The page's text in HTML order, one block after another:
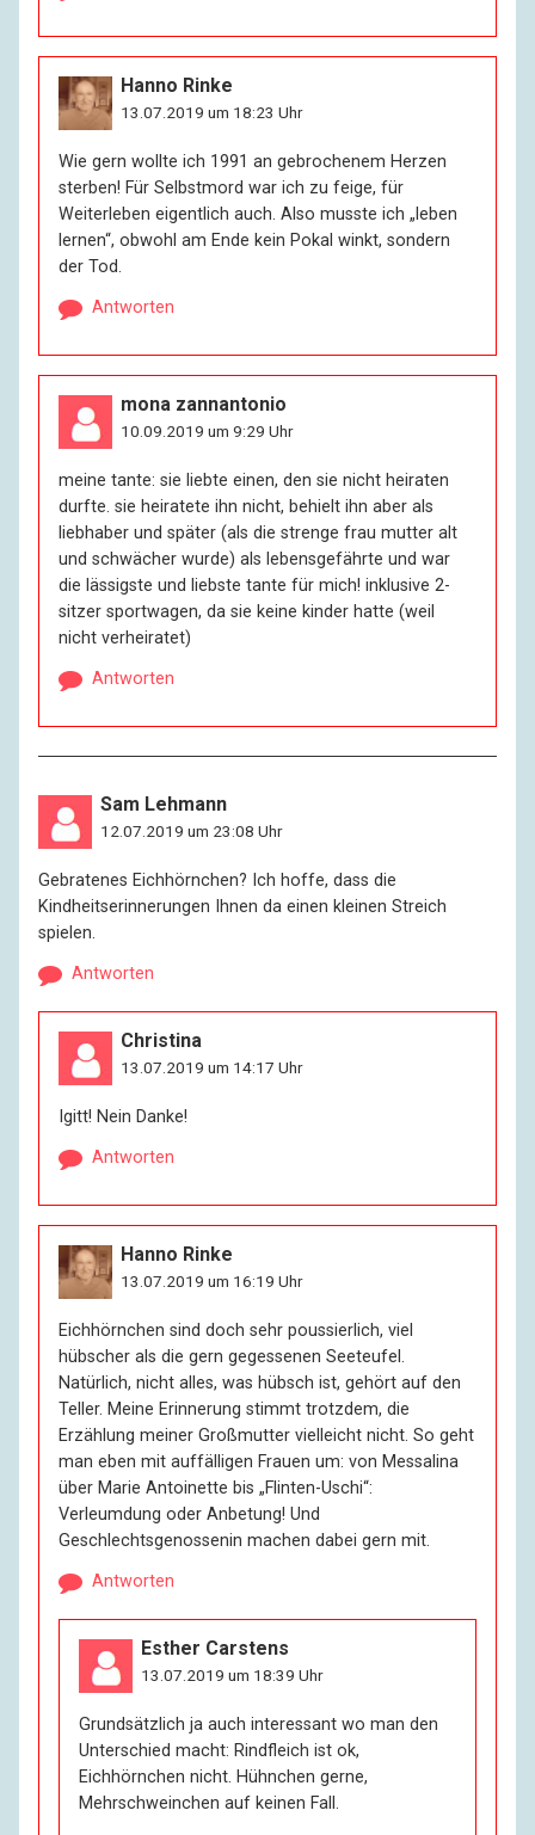
Hanno Rinke
13.07.2019 um 18:23 Uhr
Wie gern wollte ich 1991 an gebrochenem Herzen
sterben! Für Selbstmord war ich zu feige, für
Weiterleben eigentlich auch. Also musste ich „leben
lernen“, obwohl am Ende kein Pokal winkt, sondern
der Tod.
Antworten
mona zannantonio
10.09.2019 um 9:29 Uhr
meine tante: sie liebte einen, den sie nicht heiraten
durfte. sie heiratete ihn nicht, behielt ihn aber als
liebhaber und später (als die strenge frau mutter alt
und schwächer wurde) als lebensgefährte und war
die lässigste und liebste tante für mich! inklusive 2-
sitzer sportwagen, da sie keine kinder hatte (weil
nicht verheiratet)
Antworten
Sam Lehmann
12.07.2019 um 23:08 Uhr
Gebratenes Eichhörnchen? Ich hoffe, dass die
Kindheitserinnerungen Ihnen da einen kleinen Streich
spielen.
Antworten
Christina
13.07.2019 um 14:17 Uhr
Igitt! Nein Danke!
Antworten
Hanno Rinke
13.07.2019 um 16:19 Uhr
Eichhörnchen sind doch sehr poussierlich, viel
hübscher als die gern gegessenen Seeteufel.
Natürlich, nicht alles, was hübsch ist, gehört auf den
Teller. Meine Erinnerung stimmt trotzdem, die
Erzählung meiner Großmutter vielleicht nicht. So geht
man eben mit auffälligen Frauen um: von Messalina
über Marie Antoinette bis „Flinten-Uschi“:
Verleumdung oder Anbetung! Und
Geschlechtsgenossenin machen dabei gern mit.
Antworten
Esther Carstens
13.07.2019 um 18:39 Uhr
Grundsätzlich ja auch interessant wo man den
Unterschied macht: Rindfleich ist ok,
Eichhörnchen nicht. Hühnchen gerne,
Mehrschweinchen auf keinen Fall.